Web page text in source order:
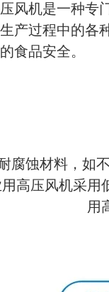
风机是一种专
产过程中的各
食品安全。
腐蚀材料，如
高压风机采用
用